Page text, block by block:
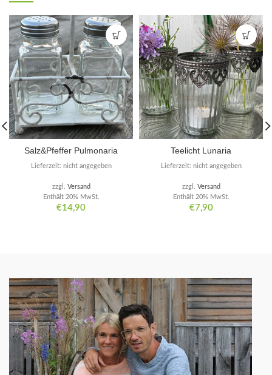
Salz&Pfeffer Pulmonaria
€14,90
Enthält 20% MwSt.
zzgl. Versand
Lieferzeit: nicht angegeben
Teelicht Lunaria
€7,90
Enthält 20% MwSt.
zzgl. Versand
Lieferzeit: nicht angegeben